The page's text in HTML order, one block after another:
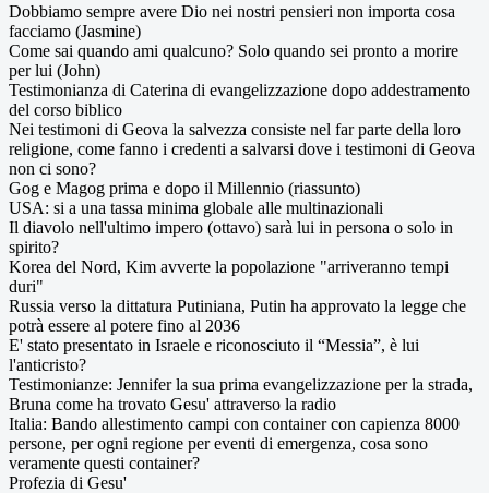
Dobbiamo sempre avere Dio nei nostri pensieri non importa cosa
facciamo (Jasmine)
Come sai quando ami qualcuno? Solo quando sei pronto a morire
per lui (John)
Testimonianza di Caterina di evangelizzazione dopo addestramento
del corso biblico
Nei testimoni di Geova la salvezza consiste nel far parte della loro
religione, come fanno i credenti a salvarsi dove i testimoni di Geova
non ci sono?
Gog e Magog prima e dopo il Millennio (riassunto)
USA: si a una tassa minima globale alle multinazionali
Il diavolo nell'ultimo impero (ottavo) sarà lui in persona o solo in
spirito?
Korea del Nord, Kim avverte la popolazione "arriveranno tempi
duri"
Russia verso la dittatura Putiniana, Putin ha approvato la legge che
potrà essere al potere fino al 2036
E' stato presentato in Israele e riconosciuto il “Messia”, è lui
l'anticristo?
Testimonianze: Jennifer la sua prima evangelizzazione per la strada,
Bruna come ha trovato Gesu' attraverso la radio
Italia: Bando allestimento campi con container con capienza 8000
persone, per ogni regione per eventi di emergenza, cosa sono
veramente questi container?
Profezia di Gesu'